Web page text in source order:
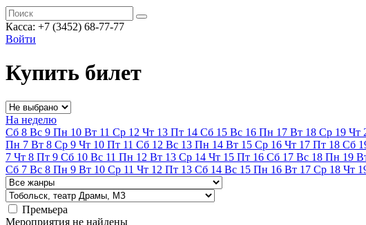
Касса: +7 (3452) 68-77-77
Войти
Купить билет
На неделю
Сб 8 Вс 9 Пн 10 Вт 11 Ср 12 Чт 13 Пт 14 Сб 15 Вс 16 Пн 17 Вт 18 Ср 19 Чт
Пн 7 Вт 8 Ср 9 Чт 10 Пт 11 Сб 12 Вс 13 Пн 14 Вт 15 Ср 16 Чт 17 Пт 18 Сб
7 Чт 8 Пт 9 Сб 10 Вс 11 Пн 12 Вт 13 Ср 14 Чт 15 Пт 16 Сб 17 Вс 18 Пн 19
Сб 7 Вс 8 Пн 9 Вт 10 Ср 11 Чт 12 Пт 13 Сб 14 Вс 15 Пн 16 Вт 17 Ср 18 Чт
Премьера
Мероприятия не найдены